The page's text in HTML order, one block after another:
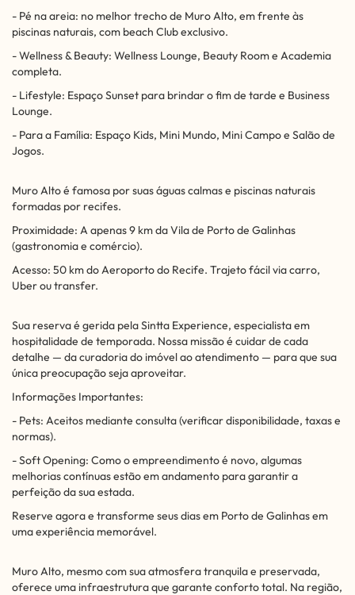
- Pé na areia: no melhor trecho de Muro Alto, em frente às
piscinas naturais, com beach Club exclusivo.
- Wellness & Beauty: Wellness Lounge, Beauty Room e Academia
completa.
- Lifestyle: Espaço Sunset para brindar o fim de tarde e Business
Lounge.
- Para a Família: Espaço Kids, Mini Mundo, Mini Campo e Salão de
Jogos.
Muro Alto é famosa por suas águas calmas e piscinas naturais
formadas por recifes.
Proximidade: A apenas 9 km da Vila de Porto de Galinhas
(gastronomia e comércio).
Acesso: 50 km do Aeroporto do Recife. Trajeto fácil via carro,
Uber ou transfer.
Sua reserva é gerida pela Sintta Experience, especialista em
hospitalidade de temporada. Nossa missão é cuidar de cada
detalhe — da curadoria do imóvel ao atendimento — para que sua
única preocupação seja aproveitar.
Informações Importantes:
- Pets: Aceitos mediante consulta (verificar disponibilidade, taxas e
normas).
- Soft Opening: Como o empreendimento é novo, algumas
melhorias contínuas estão em andamento para garantir a
perfeição da sua estada.
Reserve agora e transforme seus dias em Porto de Galinhas em
uma experiência memorável.
Muro Alto, mesmo com sua atmosfera tranquila e preservada,
oferece uma infraestrutura que garante conforto total. Na região,